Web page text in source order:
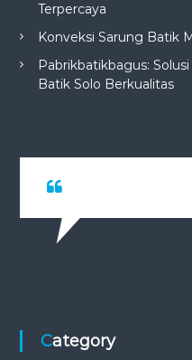
Terpercaya
Konveksi Sarung Batik
Pabrikbatikbagus:
Batik Solo Berkualitas
Category